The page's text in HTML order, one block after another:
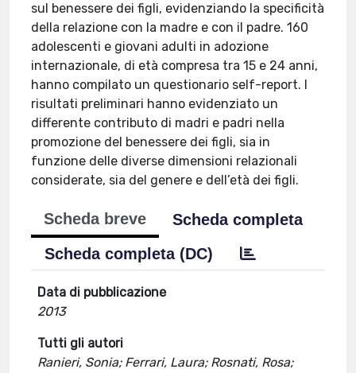
sul benessere dei figli, evidenziando la specificità
della relazione con la madre e con il padre. 160
adolescenti e giovani adulti in adozione
internazionale, di età compresa tra 15 e 24 anni,
hanno compilato un questionario self-report. I
risultati preliminari hanno evidenziato un
differente contributo di madri e padri nella
promozione del benessere dei figli, sia in
funzione delle diverse dimensioni relazionali
considerate, sia del genere e dell’età dei figli.
Scheda breve
Scheda completa
Scheda completa (DC)
Data di pubblicazione
2013
Tutti gli autori
Ranieri, Sonia; Ferrari, Laura; Rosnati, Rosa;